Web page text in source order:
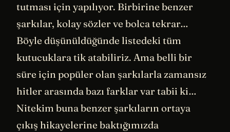
tutması için yapılıyor. Birbirine benzer
şarkılar, kolay sözler ve bolca tekrar…
Böyle düşünüldüğünde listedeki tüm
kutucuklara tik atabiliriz. Ama belli bir
süre için popüler olan şarkılarla zamansız
hitler arasında bazı farklar var tabii ki…
Nitekim buna benzer şarkıların ortaya
çıkış hikayelerine baktığımızda